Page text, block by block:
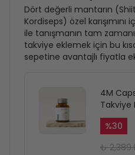
Dört değerli mantarın
Kordiseps) özel
ile tanışmanın tam
takviye eklemek için bu
sepetine avantajlı fiyatla
4M
Takviye
%30
₺